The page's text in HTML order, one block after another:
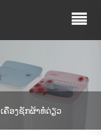
ເຄື່ອງຊັກຜ້າທໍ່ດ່ຽວ